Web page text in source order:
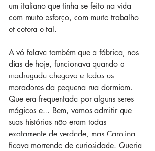
um italiano que tinha se feito na vida
com muito esforço, com muito trabalho
et cetera e tal.
A vó falava também que a fábrica, nos
dias de hoje, funcionava quando a
madrugada chegava e todos os
moradores da pequena rua dormiam.
Que era frequentada por alguns seres
mágicos e... Bem, vamos admitir que
suas histórias não eram todas
exatamente de verdade, mas Carolina
ficava morrendo de curiosidade. Queria